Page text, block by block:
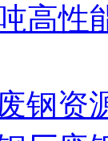
高性
钢资